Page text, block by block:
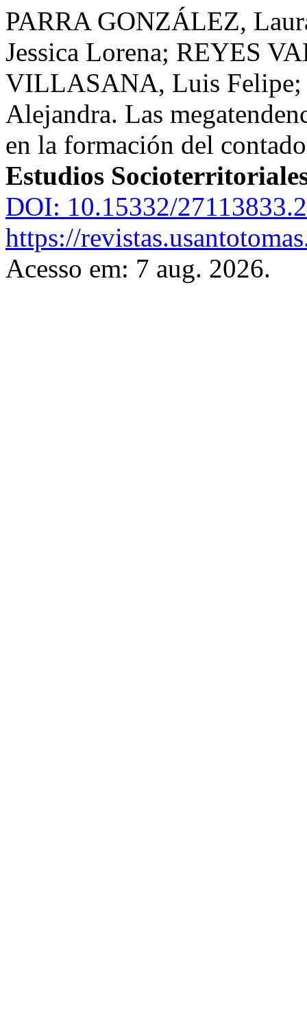
PARRA GONZÁLEZ,
Jessica Lorena; REYES
VILLASANA, Luis Felipe;
Alejandra. Las
en la formación del
Estudios
DOI: 10.15332/
https://
Acesso em: 7 aug. 2026.